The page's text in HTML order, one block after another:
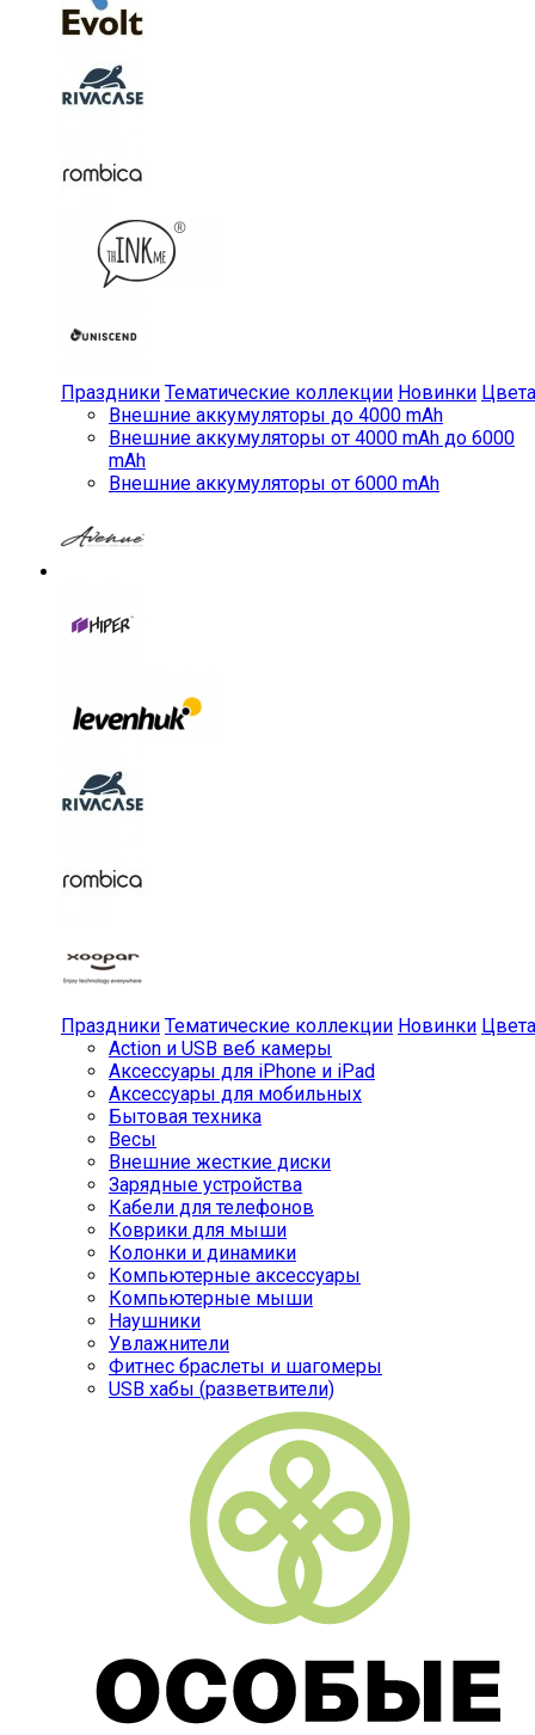
Праздники Тематические коллекции Новинки Цвета
Внешние аккумуляторы до 4000 mAh
Внешние аккумуляторы от 4000 mAh до 6000
mAh
Внешние аккумуляторы от 6000 mAh
Праздники Тематические коллекции Новинки Цвета
Action и USB веб камеры
Аксессуары для iPhone и iPad
Аксессуары для мобильных
Бытовая техника
Весы
Внешние жесткие диски
Зарядные устройства
Кабели для телефонов
Коврики для мыши
Колонки и динамики
Компьютерные аксессуары
Компьютерные мыши
Наушники
Увлажнители
Фитнес браслеты и шагомеры
USB хабы (разветвители)